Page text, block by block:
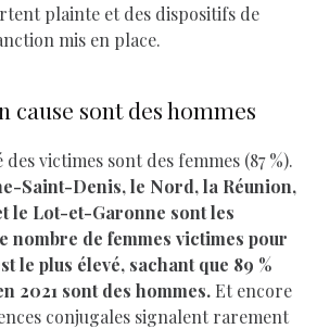
plainte et des dispositifs de
mis en place.
cause sont des hommes
victimes sont des femmes (87 %).
Saint-Denis, le Nord, la Réunion,
le Lot-et-Garonne sont les
nombre de femmes victimes pour
le plus élevé, sachant que 89 %
2021 sont des hommes. Et encore
conjugales signalent rarement